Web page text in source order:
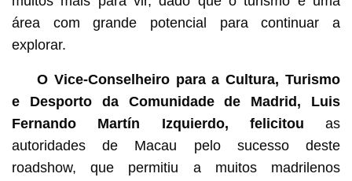
área com grande potencial para continuar a
explorar.
O Vice-Conselheiro para a Cultura, Turismo
e Desporto da Comunidade de Madrid, Luis
Fernando Martín Izquierdo, felicitou as
autoridades de Macau pelo sucesso deste
roadshow, que permitiu a muitos madrilenos